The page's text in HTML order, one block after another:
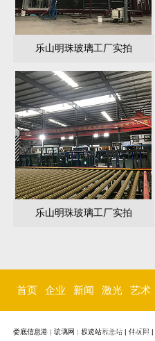
乐山明珠玻璃工厂实拍
乐山明珠玻璃工厂实拍
首页 企业
简介
新闻
中心
激光
内雕
艺术
玻璃
娄底信息港 | 玻璃网 | 极速站群总站 伴玩网